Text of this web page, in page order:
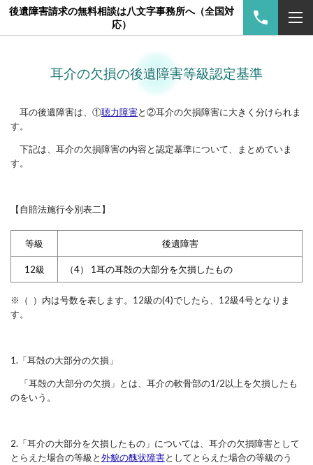
後遺障害請求の無料相談は八文字事務所へ（全国対
応）
耳介の欠損の後遺障害等級認定基準
耳の後遺障害は、①聴力障害と②耳介の欠損障害に大きく分けられま
す。
下記は、耳介の欠損障害の内容と認定基準について、まとめていま
す。
【自賠法施行令別表二】
等級 後遺障害
12級 （4） 1耳の耳殻の大部分を欠損したもの
※（ ）内は号数を表します。12級の(4)でしたら、12級4号となりま
す。
1.「耳殻の大部分の欠損」
「耳殻の大部分の欠損」とは、耳介の軟骨部の1/2以上を欠損したも
のをいう。
2.「耳介の大部分を欠損したもの」については、耳介の欠損障害として
とらえた場合の等級と外貌の醜状障害としてとらえた場合の等級のう